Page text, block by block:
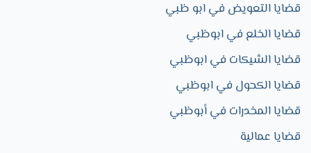
قضايا التعويض في ابو ظبي
قضايا الخلع في ابوظبي
قضايا الشيكات في ابوظبي
قضايا الكحول في ابوظبي
قضايا المخدرات في أبوظبي
قضايا عمالية